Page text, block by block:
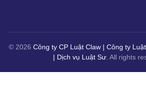
© 2026 Công ty CP Luật Claw | Công ty
| Dịch vụ Luật Sư. All rights